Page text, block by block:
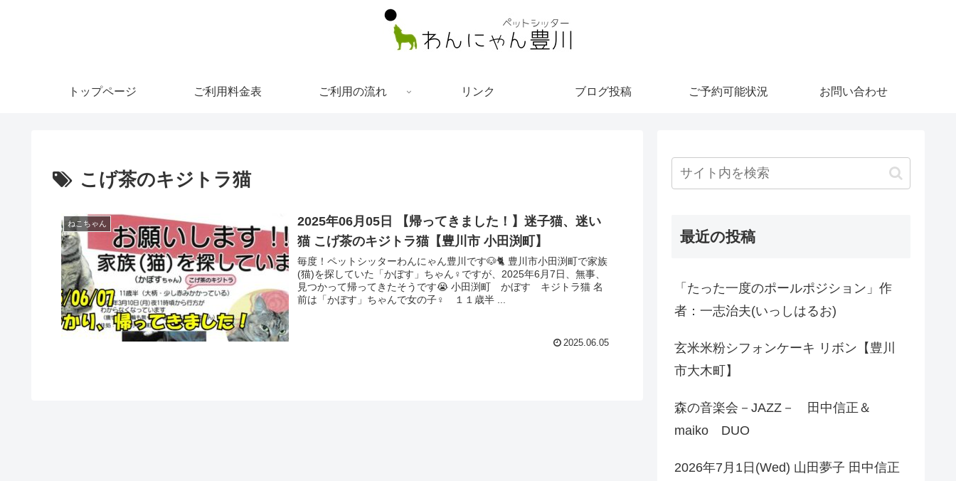
トップページ ご利用料金表 ご利用の流れ リンク ブログ投稿 ご予約可能状況 お問い合わせ
こげ茶のキジトラ猫
ねこちゃん
2025年06月05日 【帰ってきました！】迷子猫、迷い
猫 こげ茶のキジトラ猫【豊川市 小田渕町】
毎度！ペットシッターわんにゃん豊川です🐶🐈 豊川市小田渕町で家族
(猫)を探していた「かぼす」ちゃん♀ですが、2025年6月7日、無事、
見つかって帰ってきたそうです😭 小田渕町 かぼす キジトラ猫 名
前は「かぼす」ちゃんで女の子♀ １１歳半 ...
2025.06.05
最近の投稿
「たった一度のポールポジション」作
者：一志治夫(いっしはるお)
玄米米粉シフォンケーキ リボン【豊川
市大木町】
森の音楽会－JAZZ－ 田中信正＆
maiko DUO
2026年7月1日(Wed) 山田夢子 田中信正